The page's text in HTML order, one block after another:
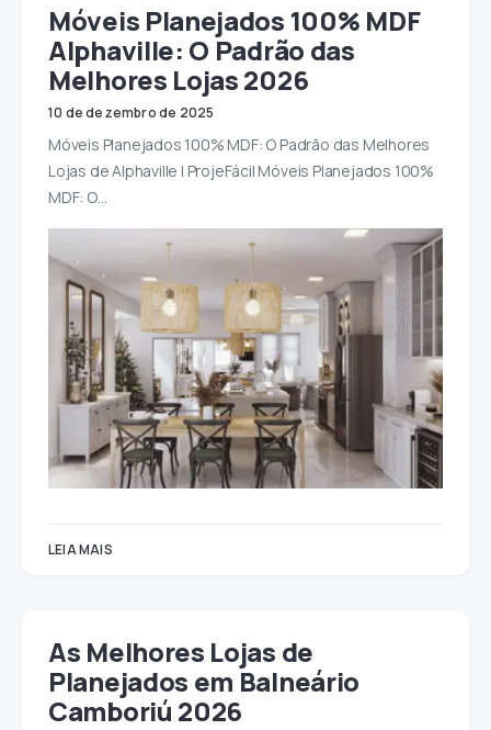
Móveis Planejados 100% MDF
Alphaville: O Padrão das
Melhores Lojas 2026
10 de dezembro de 2025
Móveis Planejados 100% MDF: O Padrão das Melhores
Lojas de Alphaville | ProjeFácil Móveis Planejados 100%
MDF: O…
LEIA MAIS
As Melhores Lojas de
Planejados em Balneário
Camboriú 2026